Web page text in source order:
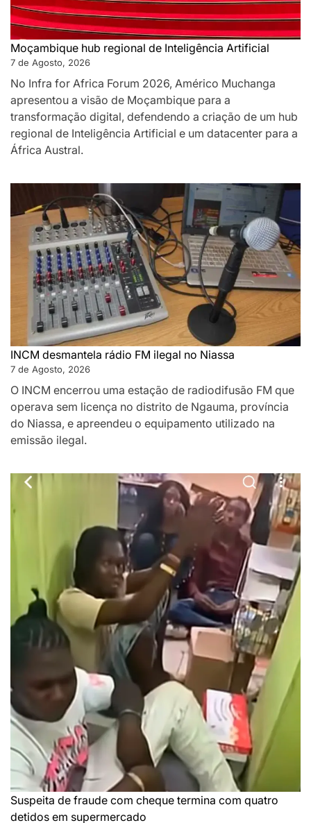
Moçambique hub regional de Inteligência Artificial
7 de Agosto, 2026
No Infra for Africa Forum 2026, Américo Muchanga
apresentou a visão de Moçambique para a
transformação digital, defendendo a criação de um hub
regional de Inteligência Artificial e um datacenter para a
África Austral.
INCM desmantela rádio FM ilegal no Niassa
7 de Agosto, 2026
O INCM encerrou uma estação de radiodifusão FM que
operava sem licença no distrito de Ngauma, província
do Niassa, e apreendeu o equipamento utilizado na
emissão ilegal.
Suspeita de fraude com cheque termina com quatro
detidos em supermercado